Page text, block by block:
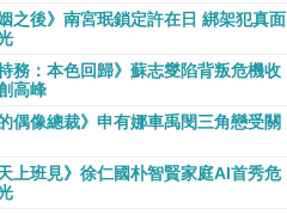
姻之後》南宮珉鎖定許在日 綁架犯真面
特務：本色回歸》蘇志燮陷背叛危機收
高峰
的偶像總裁》申有娜車禹閔三角戀受關
天上班見》徐仁國朴智賢家庭AI首秀危